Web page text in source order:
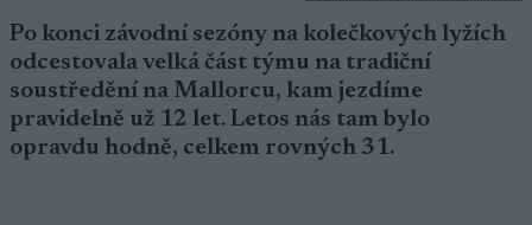
Po konci závodní sezóny na kolečkových lyžích
odcestovala velká část týmu na tradiční
soustředění na Mallorcu, kam jezdíme
pravidelně už 12 let. Letos nás tam bylo
opravdu hodně, celkem rovných 31.